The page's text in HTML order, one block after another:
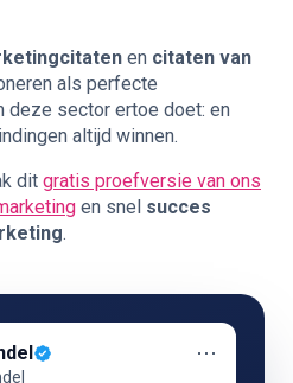
en citaten van
als perfecte
deze sector ertoe doet: en
altijd winnen.
dit gratis proefversie van ons
en snel succes
.
⋯